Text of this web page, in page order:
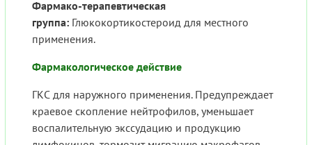
Фармако-терапевтическая
группа: Глюкокортикостероид для местного
применения.
Фармакологическое действие
ГКС для наружного применения. Предупреждает
краевое скопление нейтрофилов, уменьшает
воспалительную экссудацию и продукцию